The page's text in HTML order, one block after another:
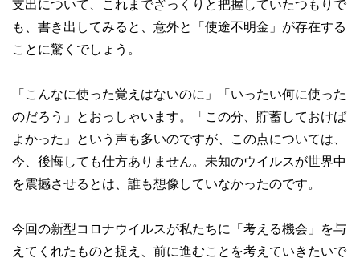
支出について、これまでざっくりと把握していたつもりで
も、書き出してみると、意外と「使途不明金」が存在する
ことに驚くでしょう。
「こんなに使った覚えはないのに」「いったい何に使った
のだろう」とおっしゃいます。「この分、貯蓄しておけば
よかった」という声も多いのですが、この点については、
今、後悔しても仕方ありません。未知のウイルスが世界中
を震撼させるとは、誰も想像していなかったのです。
今回の新型コロナウイルスが私たちに「考える機会」を与
えてくれたものと捉え、前に進むことを考えていきたいで